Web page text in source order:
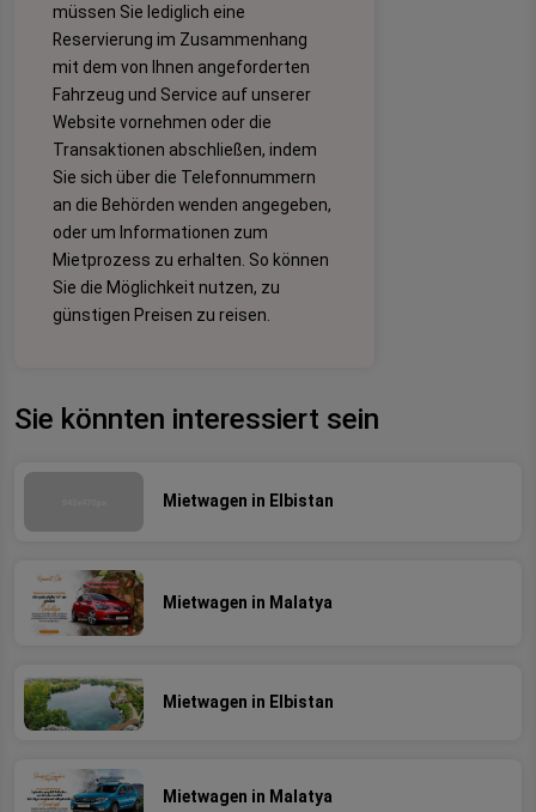
müssen Sie lediglich eine
Reservierung im Zusammenhang
mit dem von Ihnen angeforderten
Fahrzeug und Service auf unserer
Website vornehmen oder die
Transaktionen abschließen, indem
Sie sich über die Telefonnummern
an die Behörden wenden angegeben,
oder um Informationen zum
Mietprozess zu erhalten. So können
Sie die Möglichkeit nutzen, zu
günstigen Preisen zu reisen.
Sie könnten interessiert sein
Mietwagen in Elbistan
Mietwagen in Malatya
Mietwagen in Elbistan
Mietwagen in Malatya